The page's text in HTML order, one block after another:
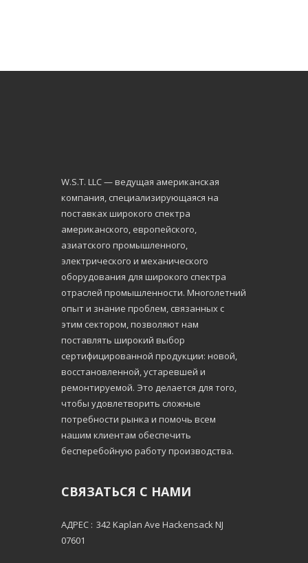
W.S.Т. LLC — ведущая американская
компания, специализирующаяся на
поставках широкого спектра
американского, европейского,
азиатского промышленного,
электрического и механического
оборудования для широкого спектра
отраслей промышленности. Многолетний
опыт и знание проблем, связанных с
этим сектором, позволяют нам
поставлять широкий выбор
сертифицированной продукции: новой,
восстановленной, устаревшей и
ремонтируемой. Это делается для того,
чтобы удовлетворить сложные
потребности рынка и помочь всем
нашим клиентам обеспечить
бесперебойную работу производства.
СВЯЗАТЬСЯ С НАМИ
АДРЕС : 342 Kaplan Ave Hackensack NJ
07601